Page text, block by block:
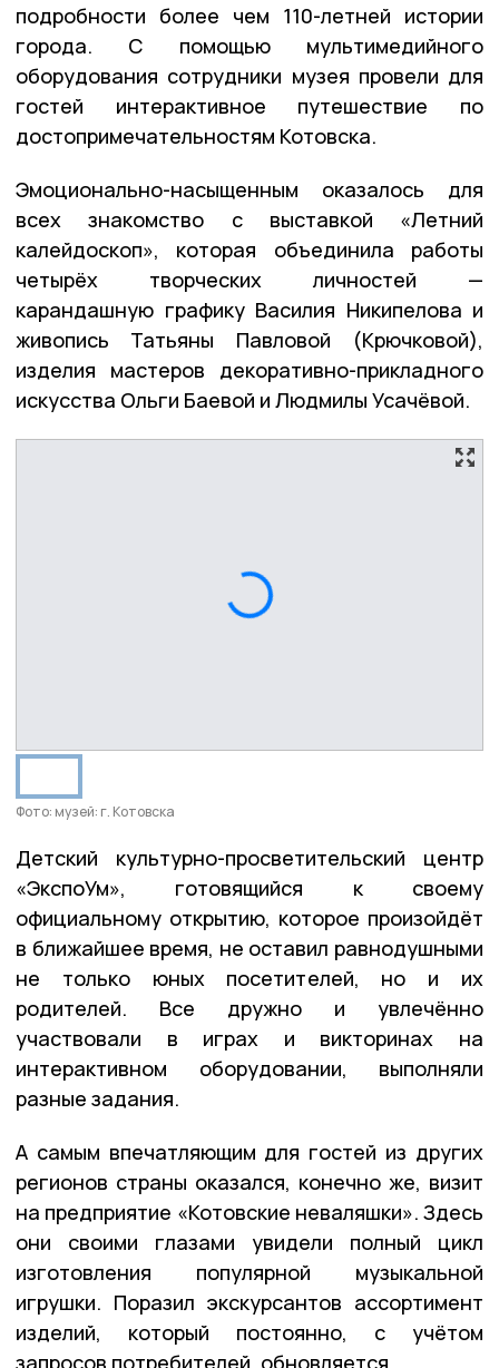
подробности более чем 110-летней истории
города. С помощью мультимедийного
оборудования сотрудники музея провели для
гостей интерактивное путешествие по
достопримечательностям Котовска.
Эмоционально-насыщенным оказалось для
всех знакомство с выставкой «Летний
калейдоскоп», которая объединила работы
четырёх творческих личностей —
карандашную графику Василия Никипелова и
живопись Татьяны Павловой (Крючковой),
изделия мастеров декоративно-прикладного
искусства Ольги Баевой и Людмилы Усачёвой.
Фото: музей: г. Котовска
Детский культурно-просветительский центр
«ЭкспоУм», готовящийся к своему
официальному открытию, которое произойдёт
в ближайшее время, не оставил равнодушными
не только юных посетителей, но и их
родителей. Все дружно и увлечённо
участвовали в играх и викторинах на
интерактивном оборудовании, выполняли
разные задания.
А самым впечатляющим для гостей из других
регионов страны оказался, конечно же, визит
на предприятие «Котовские неваляшки». Здесь
они своими глазами увидели полный цикл
изготовления популярной музыкальной
игрушки. Поразил экскурсантов ассортимент
изделий, который постоянно, с учётом
запросов потребителей, обновляется.